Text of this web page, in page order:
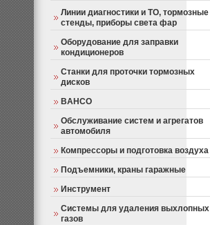
Линии диагностики и ТО, тормозные
стенды, приборы света фар
Оборудование для заправки
кондиционеров
Станки для проточки тормозных
дисков
BAHCO
Обслуживание систем и агрегатов
автомобиля
Компрессоры и подготовка воздуха
Подъемники, краны гаражные
Инструмент
Системы для удаления выхлопных
газов